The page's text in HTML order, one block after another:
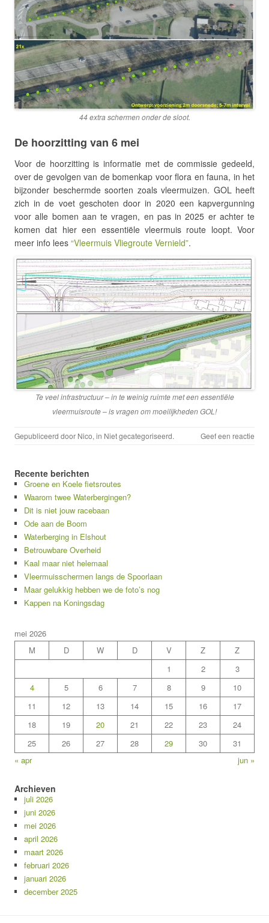
44 extra schermen onder de sloot.
De hoorzitting van 6 mei
Voor de hoorzitting is informatie met de commissie gedeeld,
over de gevolgen van de bomenkap voor flora en fauna, in het
bijzonder beschermde soorten zoals vleermuizen. GOL heeft
zich in de voet geschoten door in 2020 een kapvergunning
voor alle bomen aan te vragen, en pas in 2025 er achter te
komen dat hier een essentiële vleermuis route loopt. Voor
meer info lees “Vleermuis Vliegroute Vernield”.
Te veel infrastructuur – in te weinig ruimte met een essentiële
vleermuisroute – is vragen om moeilijkheden GOL!
Gepubliceerd door Nico, in Niet gecategoriseerd. Geef een reactie
Recente berichten
Groene en Koele fietsroutes
Waarom twee Waterbergingen?
Dit is niet jouw racebaan
Ode aan de Boom
Waterberging in Elshout
Betrouwbare Overheid
Kaal maar niet helemaal
Vleermuisschermen langs de Spoorlaan
Maar gelukkig hebben we de foto’s nog
Kappen na Koningsdag
mei 2026
M
D W D V Z
Z
1
2
3
4
5 6 7 8 9
10
11
12 13 14 15 16
17
18
19 20 21 22 23
24
25
26 27 28 29 30
31
« apr
jun »
Archieven
juli 2026
juni 2026
mei 2026
april 2026
maart 2026
februari 2026
januari 2026
december 2025